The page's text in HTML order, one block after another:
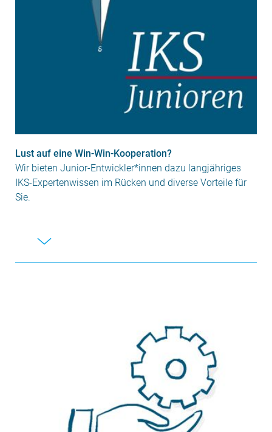
Lust auf eine Win-Win-Kooperation?
Wir bieten Junior-Entwickler*innen dazu langjähriges
IKS-Expertenwissen im Rücken und diverse Vorteile für
Sie.